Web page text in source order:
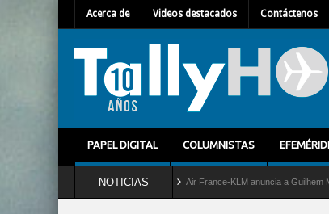
Acerca de Videos destacados Contáctenos
PAPEL DIGITAL COLUMNISTAS
NOTICIAS
Air France-KLM anuncia a Guilhem Mallet como